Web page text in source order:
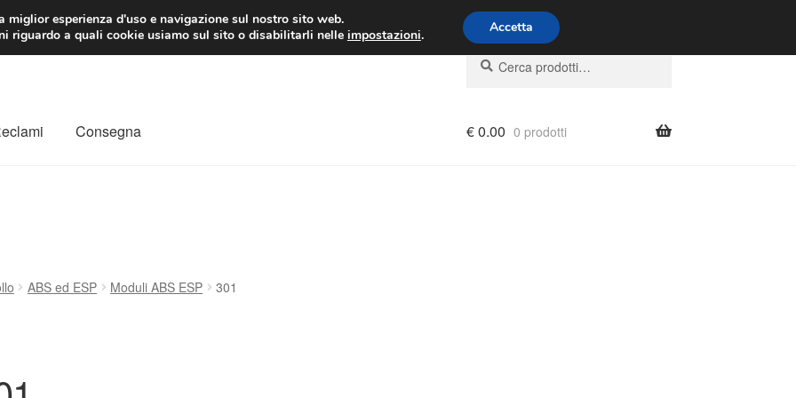
EUR Lun-Ven 9:00 - 16:00 800 580 290
Cerca:
Cerca
Consegna €0.00 0 prodotti
ABS ed ESP Moduli ABS ESP 301
esperienza d'uso e navigazione sul nostro sito web.
riguardo a quali cookie usiamo sul sito o disabilitarli nelle impostazioni. Accetta